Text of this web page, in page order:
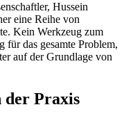
Hussein
eine Reihe von
Kein Werkzeug zum
für das gesamte Problem,
auf der Grundlage von
der Praxis